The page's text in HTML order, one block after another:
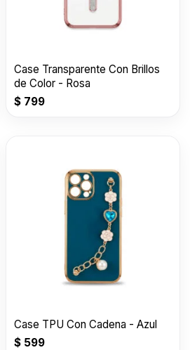
Case Transparente Con Brillos
de Color - Rosa
$ 799
Case TPU Con Cadena - Azul
$ 599